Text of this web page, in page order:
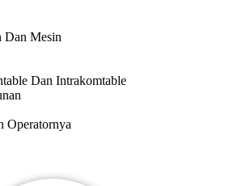
Dan Mesin
Dan Intrakomtable
Operatornya